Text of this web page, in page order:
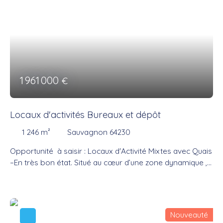
1 961 000€
Locaux d'activités Bureaux et dépôt
1 246 m²
Sauvagnon 64230
Opportunité à saisir : Locaux d'Activité Mixtes avec Quais
–En très bon état. Situé au cœur d’une zone dynamique ,
exigeantes en quête de fonctionnalité et de confort.
Points Forts du Bien Logistique Optimisée : 2 quais de
déchargement et une voirie lourde conçue pour une
Nouveauté